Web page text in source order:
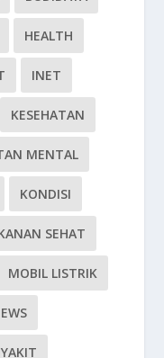
HEALTH
INET
KESEHATAN
MENTAL
KONDISI
SEHAT
MOBIL LISTRIK